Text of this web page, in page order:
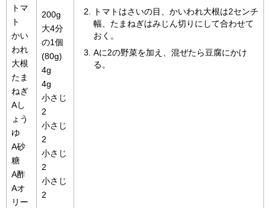
トマ
ト
かい
われ
大根
たま
ねぎ
Aし
ょう
ゆ
A砂
糖
A酢
Aオ
リー
200g
大4分
の1個
(80g)
4g
4g
小さじ
2
小さじ
2
小さじ
2
小さじ
2
トマトはさいの目、かいわれ大根は2センチ
幅、たまねぎはみじん切りにして合わせて
おく。
Aに2の野菜を加え、混ぜたら豆腐にかけ
る。